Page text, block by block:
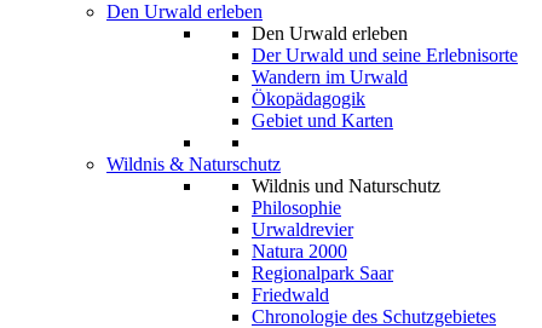
Den Urwald erleben
Den Urwald erleben
Der Urwald und seine Erlebnisorte
Wandern im Urwald
Ökopädagogik
Gebiet und Karten
Wildnis & Naturschutz
Wildnis und Naturschutz
Philosophie
Urwaldrevier
Natura 2000
Regionalpark Saar
Friedwald
Chronologie des Schutzgebietes